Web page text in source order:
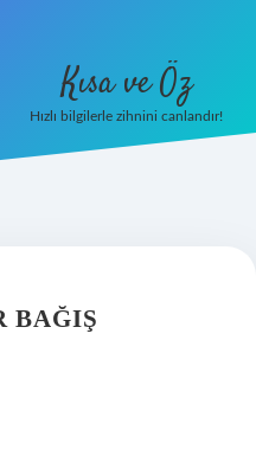
Kısa ve Öz
Hızlı bilgilerle zihnini canlandır!
BAĞIŞ